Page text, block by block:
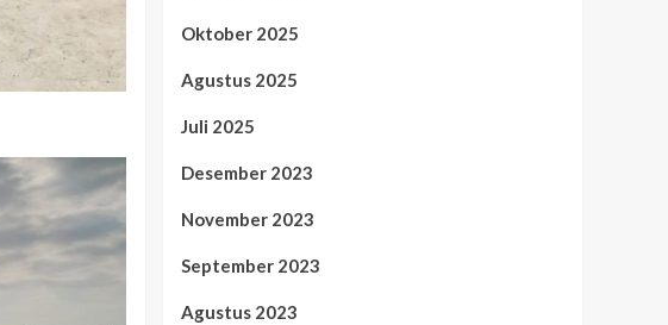
Oktober 2025
Agustus 2025
Juli 2025
Desember 2023
November 2023
September 2023
Agustus 2023